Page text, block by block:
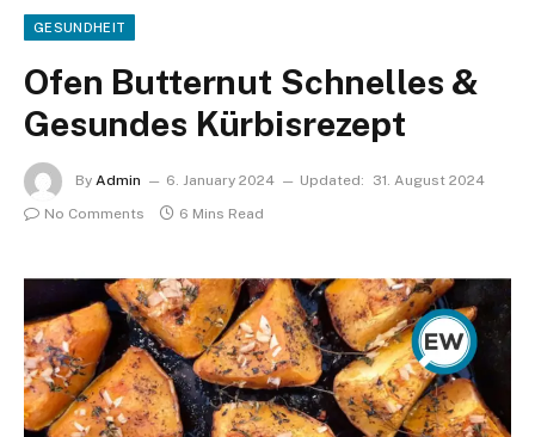
GESUNDHEIT
Ofen Butternut Schnelles &
Gesundes Kürbisrezept
By Admin 6. January 2024 Updated:
31. August 2024
No Comments
6 Mins Read